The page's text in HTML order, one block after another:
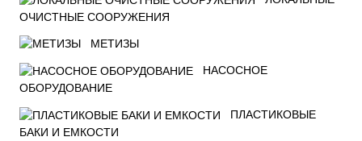
ОЧИСТНЫЕ СООРУЖЕНИЯ
МЕТИЗЫ
НАСОСНОЕ
ОБОРУДОВАНИЕ
ПЛАСТИКОВЫЕ
БАКИ И ЕМКОСТИ